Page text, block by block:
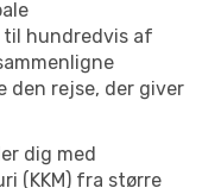
til hundredvis af
den rejse, der giver
dig med
(KKM) fra større